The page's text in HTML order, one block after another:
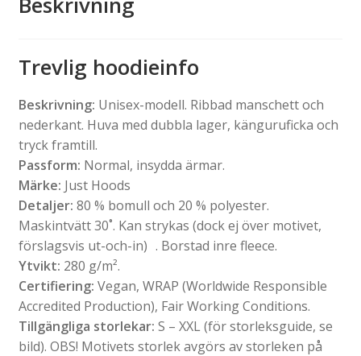
Trevlig hoodieinfo
Beskrivning: Unisex-modell. Ribbad manschett och
nederkant. Huva med dubbla lager, känguruficka och
tryck framtill.
Passform: Normal, insydda ärmar.
Märke: Just Hoods
Detaljer: 80 % bomull och 20 % polyester.
Maskintvätt 30˚. Kan strykas (dock ej över motivet,
förslagsvis ut-och-in) . Borstad inre fleece.
Ytvikt: 280 g/m².
Certifiering: Vegan, WRAP (Worldwide Responsible
Accredited Production), Fair Working Conditions.
Tillgängliga storlekar: S – XXL (för storleksguide, se
bild). OBS! Motivets storlek avgörs av storleken på